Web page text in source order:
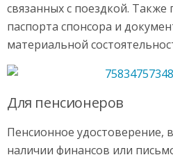
связанных с поездкой. Также
паспорта спонсора и
материальной
Для пенсионеров
Пенсионное удостоверение,
наличии финансов или